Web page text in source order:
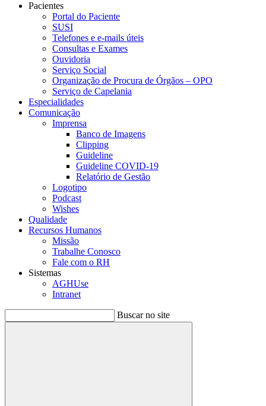
Pacientes
Portal do Paciente
SUSI
Telefones e e-mails úteis
Consultas e Exames
Ouvidoria
Serviço Social
Organização de Procura de Órgãos – OPO
Serviço de Capelania
Especialidades
Comunicação
Imprensa
Banco de Imagens
Clipping
Guideline
Guideline COVID-19
Relatório de Gestão
Logotipo
Podcast
Wishes
Qualidade
Recursos Humanos
Missão
Trabalhe Conosco
Fale com o RH
Sistemas
AGHUse
Intranet
Buscar no site